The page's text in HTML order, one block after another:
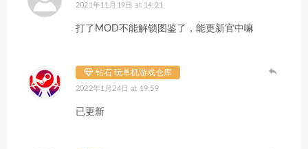
2021年11月19日 at 14:21
打了MOD不能解锁图鉴了，能更新官中嘛
钻石 玩单机游戏仓库
2022年1月24日 at 19:59
已更新